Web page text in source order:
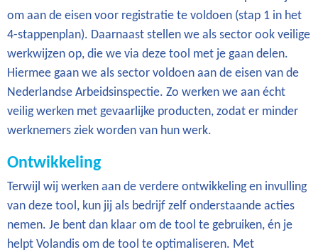
om aan de eisen voor registratie te voldoen (stap 1 in het
4-stappenplan). Daarnaast stellen we als sector ook veilige
werkwijzen op, die we via deze tool met je gaan delen.
Hiermee gaan we als sector voldoen aan de eisen van de
Nederlandse Arbeidsinspectie. Zo werken we aan écht
veilig werken met gevaarlijke producten, zodat er minder
werknemers ziek worden van hun werk.
Ontwikkeling
Terwijl wij werken aan de verdere ontwikkeling en invulling
van deze tool, kun jij als bedrijf zelf onderstaande acties
nemen. Je bent dan klaar om de tool te gebruiken, én je
helpt Volandis om de tool te optimaliseren. Met